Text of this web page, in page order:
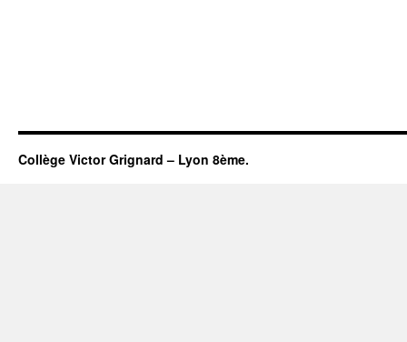
Collège Victor Grignard – Lyon 8ème.